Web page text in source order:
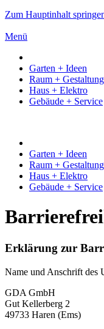
Zum Hauptinhalt
Menü
Garten + Ideen
Raum + Gestaltung
Haus + Elektro
Gebäude + Service
Garten + Ideen
Raum + Gestaltung
Haus + Elektro
Gebäude + Service
Erklärung zur
Name und Anschrift des
GDA GmbH
Gut Kellerberg 2
49733 Haren (Ems)